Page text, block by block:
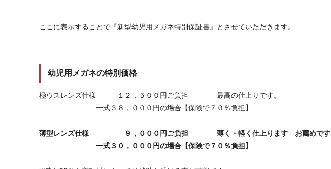
ここに表示することで『新型幼児用メガネ特別保証書』とさせていただきます。
幼児用メガネの特別価格
極ウスレンズ仕様 １２，５００円ご負担 最高の仕上りです。
一式３８，０００円の場合【保険で７０％負担】
薄型レンズ仕様 ９，０００円ご負担 薄く・軽く仕上ります お薦めです
一式３０，０００円の場合【保険で７０％負担】